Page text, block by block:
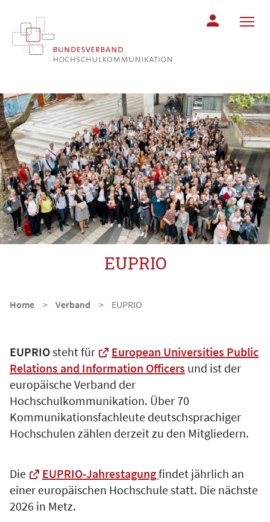
EUPRIO
Home Verband EUPRIO
EUPRIOsteht für
European Universities Public
Relations and Information Officers und ist der
europäische Verband der
Hochschulkommunikation. Über 70
Kommunikationsfachleute deutschsprachiger
Hochschulen zählen derzeit zu den Mitgliedern.
Die EUPRIO-Jahrestagungfindet jährlich an
einer europäischen Hochschule statt. Die nächste
2026 in Metz.